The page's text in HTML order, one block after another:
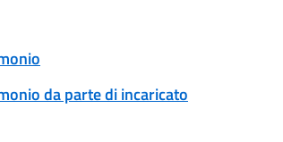
da parte di incaricato